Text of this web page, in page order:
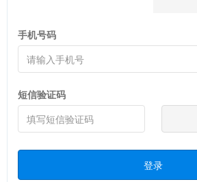
手机号码
短信验证码
登录